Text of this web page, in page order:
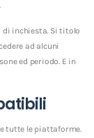
di inchiesta. Si titolo
ad alcuni
ed periodo. E in
tutte le piattaforme.